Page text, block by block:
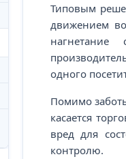
Типовым
движением
нагнетание
одного
Помимо
касается
вред для
контролю.